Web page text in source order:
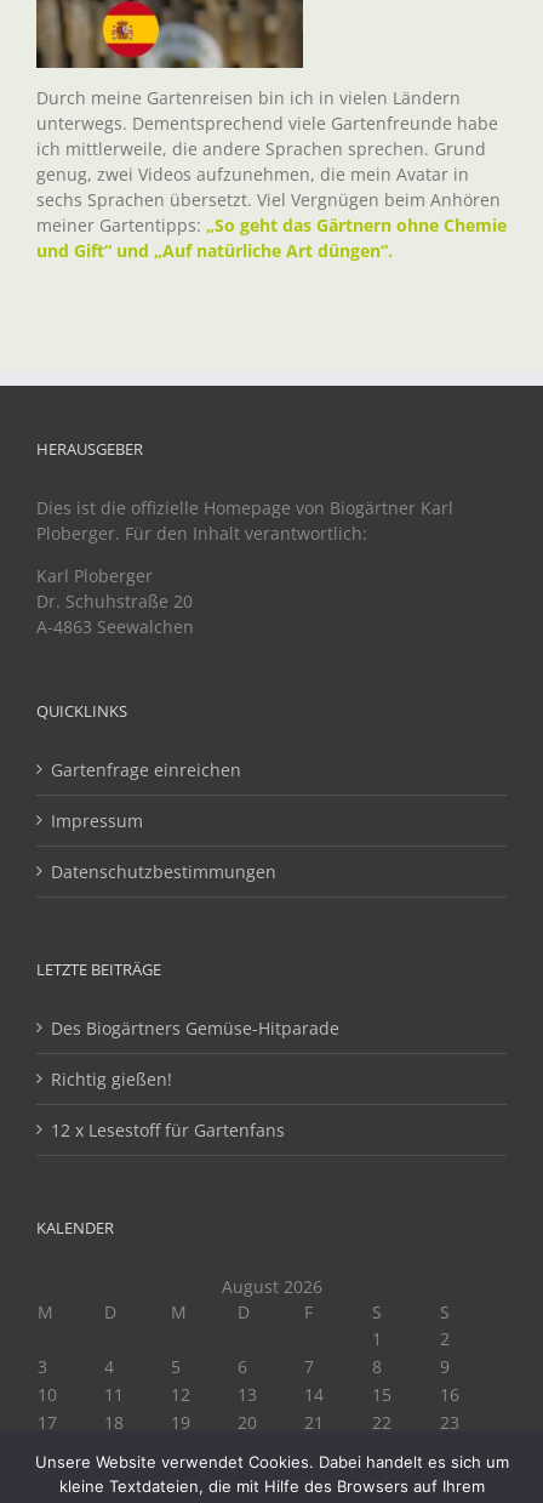
Durch meine Gartenreisen bin ich in vielen Ländern
unterwegs. Dementsprechend viele Gartenfreunde habe
ich mittlerweile, die andere Sprachen sprechen. Grund
genug, zwei Videos aufzunehmen, die mein Avatar in
sechs Sprachen übersetzt. Viel Vergnügen beim Anhören
meiner Gartentipps: „So geht das Gärtnern ohne Chemie
und Gift“ und „Auf natürliche Art düngen“.
HERAUSGEBER
Dies ist die offizielle Homepage von Biogärtner Karl
Ploberger. Für den Inhalt verantwortlich:
Karl Ploberger
Dr. Schuhstraße 20
A-4863 Seewalchen
QUICKLINKS
Gartenfrage einreichen
Impressum
Datenschutzbestimmungen
LETZTE BEITRÄGE
Des Biogärtners Gemüse-Hitparade
Richtig gießen!
12 x Lesestoff für Gartenfans
KALENDER
August 2026
M
D M D F S
S
1
2
3
4 5 6 7 8
9
10
11 12 13 14 15
16
17
18 19 20 21 22
23
Unsere Website verwendet Cookies. Dabei handelt es sich um
kleine Textdateien, die mit Hilfe des Browsers auf Ihrem